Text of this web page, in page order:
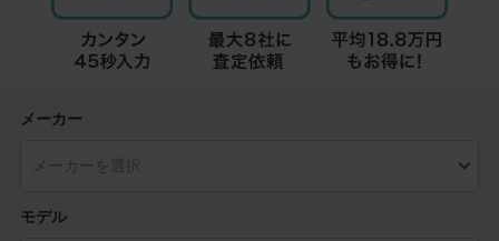
メーカー
モデル